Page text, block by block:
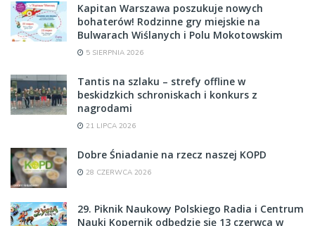
Kapitan Warszawa poszukuje nowych
bohaterów! Rodzinne gry miejskie na
Bulwarach Wiślanych i Polu Mokotowskim
5 SIERPNIA 2026
Tantis na szlaku – strefy offline w
beskidzkich schroniskach i konkurs z
nagrodami
21 LIPCA 2026
Dobre Śniadanie na rzecz naszej KOPD
28 CZERWCA 2026
29. Piknik Naukowy Polskiego Radia i Centrum
Nauki Kopernik odbędzie się 13 czerwca w